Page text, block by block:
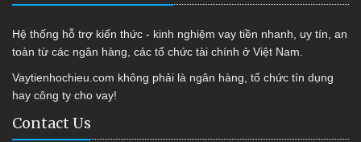
Hệ thống hỗ trợ kiến thức - kinh nghiệm vay tiền nhanh, uy tín, an
toàn từ các ngân hàng, các tổ chức tài chính ở Việt Nam.
Vaytienhochieu.com không phải là ngân hàng, tổ chức tín dụng
hay công ty cho vay!
Contact Us